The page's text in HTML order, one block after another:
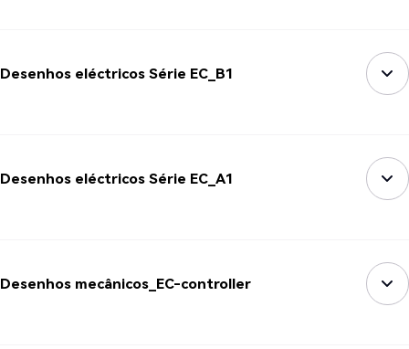
Desenhos eléctricos Série EC_B1
Desenhos eléctricos Série EC_A1
Desenhos mecânicos_EC-controller